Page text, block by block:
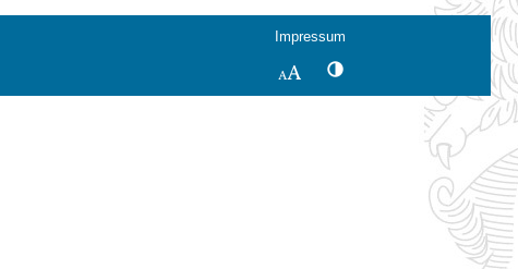
Impressum
SchriftgrößeKontrastwechsel